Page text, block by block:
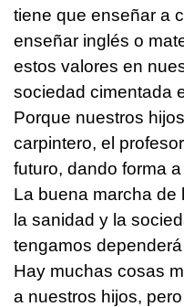
tiene que enseñar a
enseñar inglés o
estos valores en
sociedad cimentada
Porque nuestros
carpintero, el
futuro, dando forma
La buena marcha de
la sanidad y la
tengamos
Hay muchas cosas
a nuestros hijos,